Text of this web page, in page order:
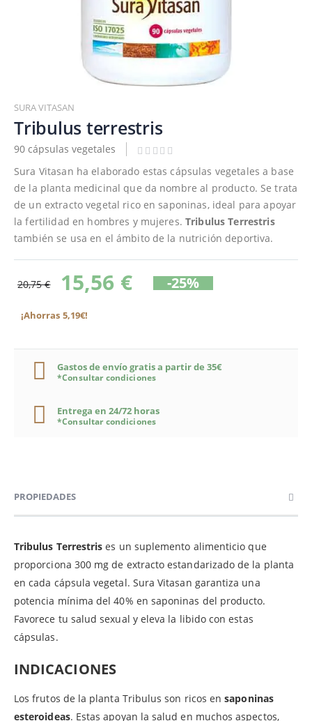
al
comienzo
de
la
galería
imágenes
SURA VITASAN
Tribulus terrestris
90 cápsulas vegetales
Sura Vitasan ha elaborado estas cápsulas vegetales a base
de la planta medicinal que da nombre al producto. Se trata
de un extracto vegetal rico en saponinas, ideal para apoyar
la fertilidad en hombres y mujeres.Tribulus Terrestris
también se usa en el ámbito de la nutrición deportiva.
20,75 € 15,56 € -25%
¡Ahorras 5,19€!
Gastos de envío gratis a partir de 35€
*Consultar condiciones
Entrega en 24/72 horas
*Consultar condiciones
PROPIEDADES
Tribulus Terrestrises un suplemento alimenticio que
proporciona 300 mg de extracto estandarizado de la planta
en cada cápsula vegetal. Sura Vitasan garantiza una
potencia mínima del 40% en saponinas del producto.
Favorece tu salud sexual y eleva la libido con estas
cápsulas.
INDICACIONES
Los frutos de la planta Tribulus son ricos ensaponinas
esteroideas. Estas apoyan la salud en muchos aspectos,